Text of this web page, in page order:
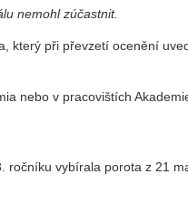
nemohl zúčastnit.
který při převzetí ocenění
nebo v pracovištích
vybírala porota z 21